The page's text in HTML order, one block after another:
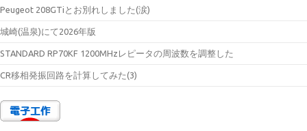
Peugeot 208GTiとお別れしました(涙)
城崎(温泉)にて2026年版
STANDARD RP70KF 1200MHzレピータの周波数を調整した
CR移相発振回路を計算してみた(3)